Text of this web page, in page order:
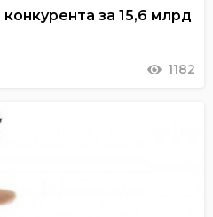
за 15,6 млрд
1182